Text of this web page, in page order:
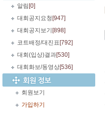
알림 [0]
대회공지요청 [947]
대회공지보기 [898]
코트배정/대진표 [792]
대회(입상)결과[530]
대회화보/동영상[536]
회원보기
가입하기